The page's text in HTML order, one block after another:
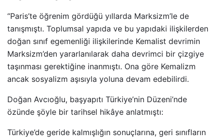
“Paris’te öğrenim gördüğü yıllarda Marksizm’le de
tanışmıştı. Toplumsal yapıda ve bu yapıdaki ilişkilerden
doğan sınıf egemenliği ilişkilerinde Kemalist devrimin
Marksizm’den yararlanılarak daha devrimci bir çizgiye
taşınması gerektiğine inanmıştı. Ona göre Kemalizm
ancak sosyalizm aşısıyla yoluna devam edebilirdi.
Doğan Avcıoğlu, başyapıtı Türkiye’nin Düzeni’nde
özünde şöyle bir tarihsel hikâye anlatmıştı:
Türkiye’de geride kalmışlığın sonuçlarına, geri sınıfların